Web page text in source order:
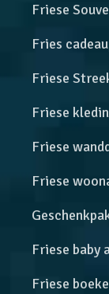
Friese
Fries
Friese
Friese
Friese
Friese
Friese baby
Friese